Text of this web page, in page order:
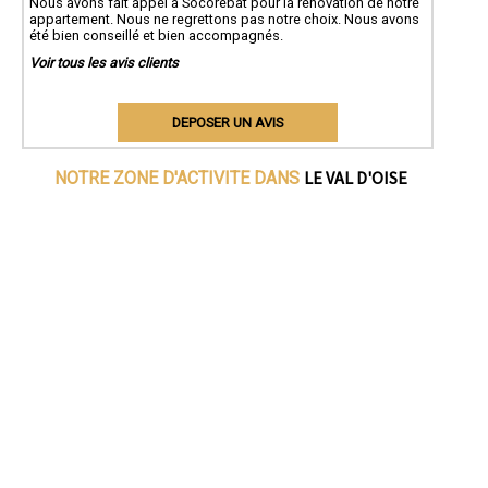
appartement. Nous ne regrettons pas notre choix. Nous avons
été bien conseillé et bien accompagnés.
Voir tous les avis clients
DEPOSER UN AVIS
NOTRE ZONE D'ACTIVITE DANS LE VAL D'OISE